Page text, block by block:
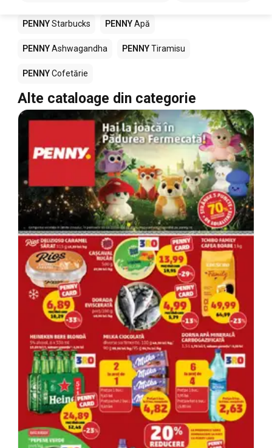
PENNYStarbucks PENNYApă
PENNYAshwagandha PENNYTiramisu
PENNYCofetărie
Alte cataloage din categorie